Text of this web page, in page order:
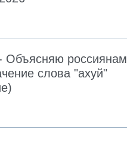
Объясняю россиянам
слова "ахуй"